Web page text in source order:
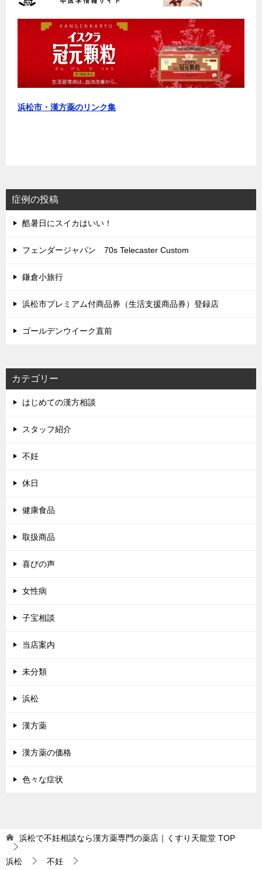
浜松市・漢方薬のリンク集
症例の投稿
酷暑日にスイカはいい！
フェンダージャパン 70s Telecaster Custom
鎌倉小旅行
浜松市プレミアム付商品券（生活支援商品券）登録店
ゴールデンウイーク直前
カテゴリー
はじめての漢方相談
スタッフ紹介
不妊
休日
健康食品
取扱商品
喜びの声
女性病
子宝相談
当店案内
未分類
浜松
漢方薬
漢方薬の価格
色々な症状
浜松で不妊相談なら漢方薬専門の薬店｜くすり天龍堂 TOP
浜松 不妊